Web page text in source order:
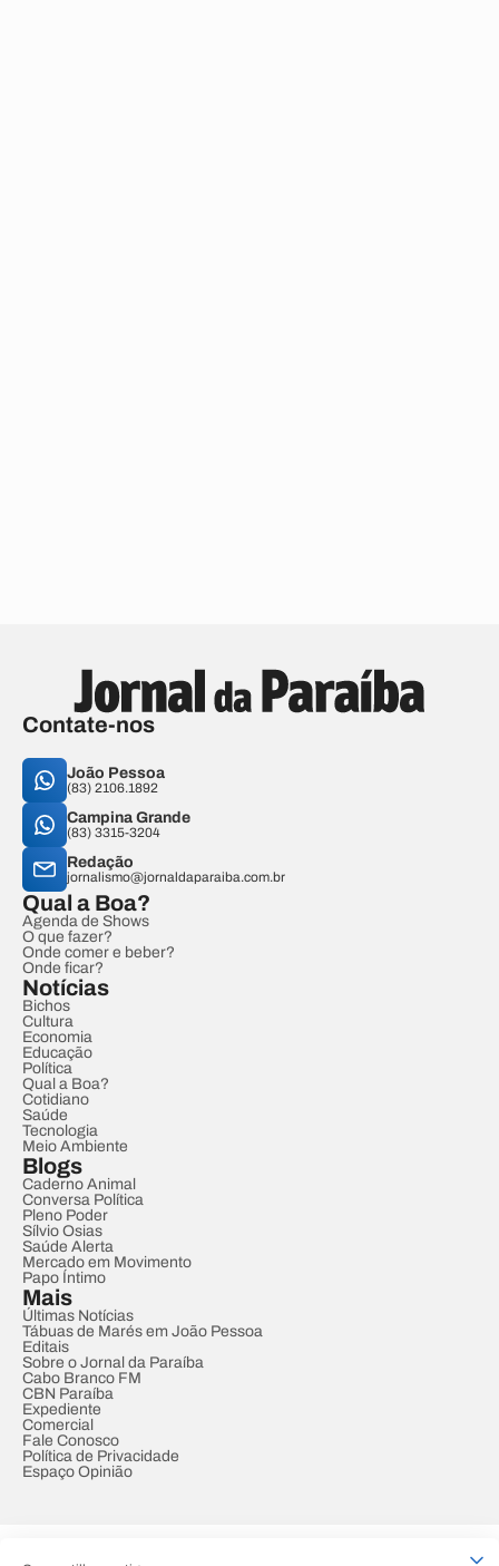
Contate-nos
João Pessoa
(83) 2106.1892
Campina Grande
(83) 3315-3204
Redação
jornalismo@jornaldaparaiba.com.br
Qual a Boa?
Agenda de Shows
O que fazer?
Onde comer e beber?
Onde ficar?
Notícias
Bichos
Cultura
Economia
Educação
Política
Qual a Boa?
Cotidiano
Saúde
Tecnologia
Meio Ambiente
Blogs
Caderno Animal
Conversa Política
Pleno Poder
Sílvio Osias
Saúde Alerta
Mercado em Movimento
Papo Íntimo
Mais
Últimas Notícias
Tábuas de Marés em João Pessoa
Editais
Sobre o Jornal da Paraíba
Cabo Branco FM
CBN Paraíba
Expediente
Comercial
Fale Conosco
Política de Privacidade
Espaço Opinião